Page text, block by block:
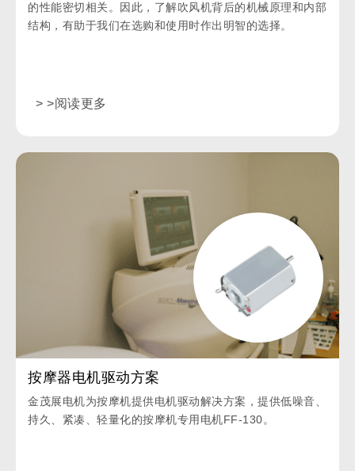
的性能密切相关。因此，了解吹风机背后的机械原理和内部
结构，有助于我们在选购和使用时作出明智的选择。
> >阅读更多
按摩器电机驱动方案
金茂展电机为按摩机提供电机驱动解决方案，提供低噪音、
持久、紧凑、轻量化的按摩机专用电机FF-130。